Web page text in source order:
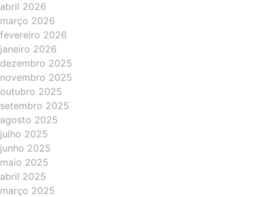
abril 2026
março 2026
fevereiro 2026
janeiro 2026
dezembro 2025
novembro 2025
outubro 2025
setembro 2025
agosto 2025
julho 2025
junho 2025
maio 2025
abril 2025
março 2025